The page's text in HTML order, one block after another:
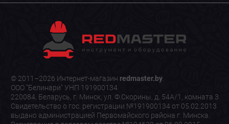
© 2011–2026 Интернет-магазин redmaster.by.
ООО "Белинари" УНП 191900134
220084, Беларусь, г. Минск, ул. Ф.Скорины, д. 54А/1, комната 3
Свидетельство о гос. регистрации №191900134 от 05.02.2013
выдано администрацией Первомайского района г. Минска.